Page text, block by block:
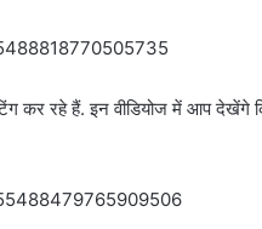
कर रहे हैं. इन वीडियोज में आप